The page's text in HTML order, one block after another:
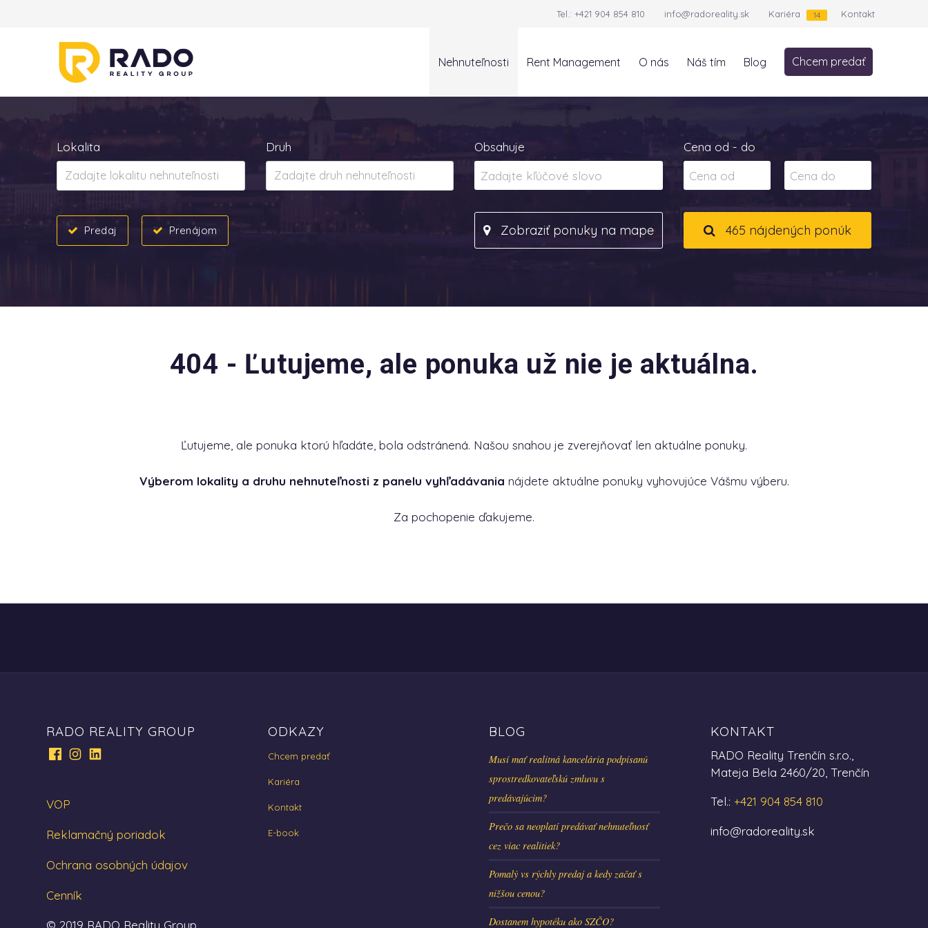
Tel.: +421 904 854 810 info@radoreality.sk Kariéra 14 Kontakt
Nehnuteľnosti Rent Management O nás Náš tím Blog Chcem predať
Lokalita Druh Obsahuje Cena od - do
Predaj Prenájom Zobraziť ponuky na mape 465 nájdených ponúk
404 - Ľutujeme, ale ponuka už nie je aktuálna.
Ľutujeme, ale ponuka ktorú hľadáte, bola odstránená. Našou snahou je zverejňovať len aktuálne ponuky.
Výberom lokality a druhu nehnuteľnosti z panelu vyhľadávania nájdete aktuálne ponuky vyhovujúce Vášmu výberu.
Za pochopenie ďakujeme.
RADO REALITY GROUP
VOP
Reklamačný poriadok
Ochrana osobných údajov
Cenník
© 2019 RADO Reality Group
ODKAZY
Chcem predať
Kariéra
Kontakt
E-book
BLOG
Musí mať realitná kancelária podpísanú
sprostredkovateľskú zmluvu s
predávajúcim?
Prečo sa neoplatí predávať nehnuteľnosť
cez viac realitiek?
Pomalý vs rýchly predaj a kedy začať s
nižšou cenou?
Dostanem hypotéku ako SZČO?
KONTAKT
RADO Reality Trenčín s.r.o.,
Mateja Bela 2460/20, Trenčín
Tel.: +421 904 854 810
info@radoreality.sk